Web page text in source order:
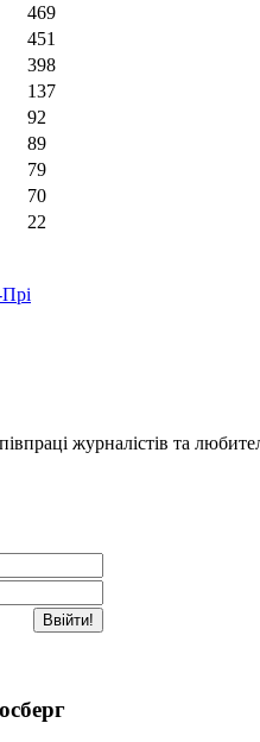
469
451
398
137
92
89
79
70
22
журналістів та